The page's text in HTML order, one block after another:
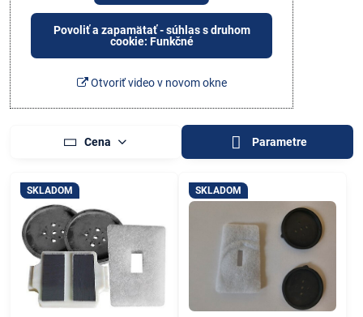
Povoliť a zapamätať - súhlas s druhom
cookie: Funkčné
Otvoriť video v novom okne
Cena Parametre
SKLADOM SKLADOM